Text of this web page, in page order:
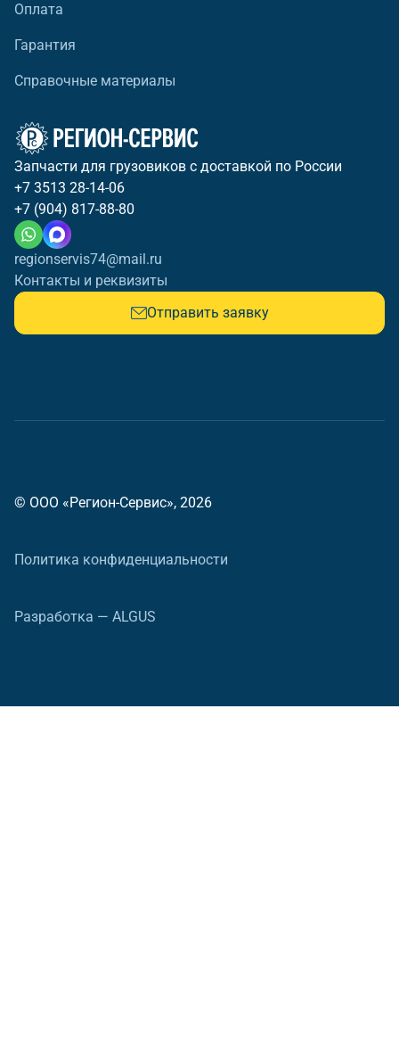
Оплата
Гарантия
Справочные материалы
Запчасти для грузовиков с доставкой по России
+7 3513 28-14-06
+7 (904) 817-88-80
regionservis74@mail.ru
Контакты и реквизиты
Отправить заявку
© ООО «Регион-Сервис», 2026
Политика конфиденциальности
Разработка — ALGUS